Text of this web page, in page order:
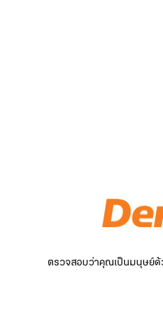
ตรวจสอบว่าคุณเป็นมนุษย์ด้